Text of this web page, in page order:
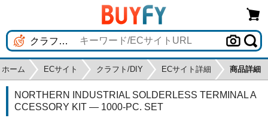
ホーム ECサイト クラフト/DIY ECサイト詳細 商品詳細
NORTHERN INDUSTRIAL SOLDERLESS TERMINAL A
CCESSORY KIT — 1000-PC. SET